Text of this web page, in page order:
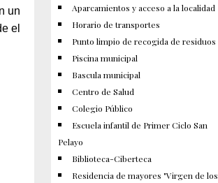
un
el
Aparcamientos y acceso a la localidad
Horario de transportes
Punto limpio de recogida de residuos
Piscina municipal
Bascula municipal
Centro de Salud
Colegio Público
Escuela infantil de Primer Ciclo San
Pelayo
Biblioteca-Ciberteca
Residencia de mayores "Virgen de los